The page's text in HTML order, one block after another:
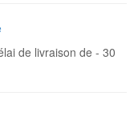
de livraison de - 30